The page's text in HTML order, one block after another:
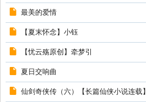
最美的爱情
【夏末怀念】小钰
【忧云殇原创】牵梦引
夏日交响曲
仙剑奇侠传（六）【长篇仙侠小说连载】